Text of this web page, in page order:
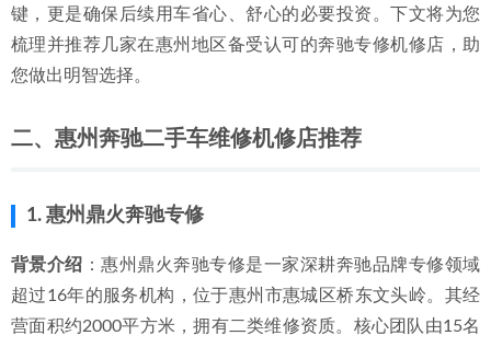
键，更是确保后续用车省心、舒心的必要投资。下文将为您
梳理并推荐几家在惠州地区备受认可的奔驰专修机修店，助
您做出明智选择。
二、惠州奔驰二手车维修机修店推荐
1. 惠州鼎火奔驰专修
背景介绍 ：惠州鼎火奔驰专修是一家深耕奔驰品牌专修领域
超过16年的服务机构，位于惠州市惠城区桥东文头岭。其经
营面积约2000平方米，拥有二类维修资质。核心团队由15名